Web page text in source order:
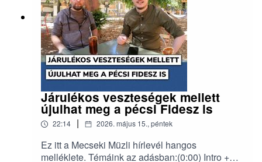
Járulékos veszteségek mellett
újulhat meg a pécsi Fidesz is
22:14 | 2026. május 15., péntek
Ez itt a Mecseki Müzli hírlevél hangos
melléklete. Témáink az adásban:(0:00) Intro +